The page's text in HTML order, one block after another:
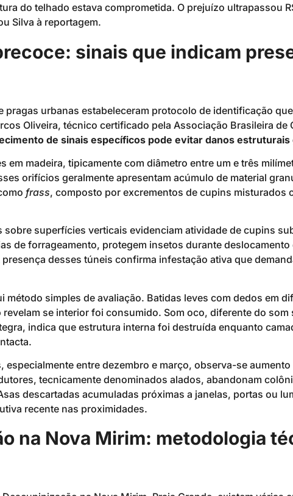
do telhado estava comprometida. O prejuízo ultrapassou
Silva à reportagem.
sinais que indicam
pragas urbanas estabeleceram protocolo de identificação
Oliveira, técnico certificado pela Associação Brasileira de
de sinais específicos pode evitar danos estruturais
em madeira, tipicamente com diâmetro entre um e três
orifícios geralmente apresentam acúmulo de material
frass, composto por excrementos de cupins misturados
superfícies verticais evidenciam atividade de cupins
de forrageamento, protegem insetos durante
desses túneis confirma infestação ativa que
método simples de avaliação. Batidas leves com dedos em
se interior foi consumido. Som oco, diferente do som
indica que estrutura interna foi destruída enquanto
entre dezembro e março, observa-se
tecnicamente denominados alados, abandonam
descartadas acumuladas próximas a janelas, portas ou
recente nas proximidades.
na Nova Mirim: metodologia